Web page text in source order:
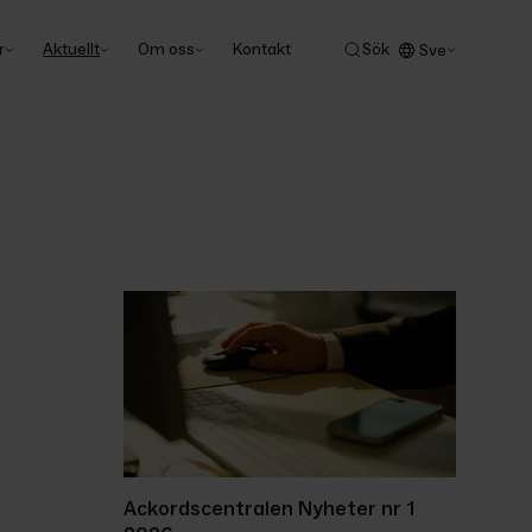
Aktuellt Om oss Kontakt Sök Sve
Ackordscentralen Nyheter nr 1